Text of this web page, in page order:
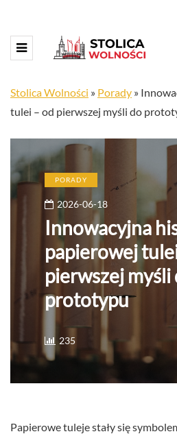
Stolica Wolności » Porady »
tulei – od pierwszej myśli do
PORADY
2026-06-18
Innowacyjna
papierowej
pierwszej myśli
prototypu
235
Papierowe tuleje stały się